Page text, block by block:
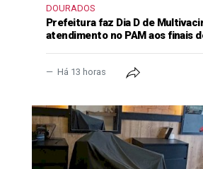
DOURADOS
Prefeitura faz Dia D de
atendimento no PAM aos finais
Há 13 horas